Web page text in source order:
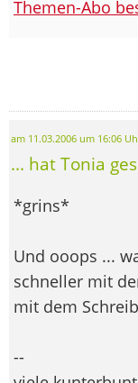
Themen-Abo
am 11.03.2006 um 16:06
... hat Tonia
*grins*
Und ooops ...
schneller mit
mit dem
--